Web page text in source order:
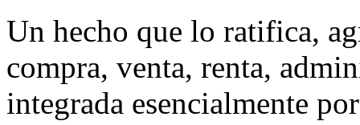
Un hecho que lo ratifica,
compra, venta, renta,
integrada esencialmente